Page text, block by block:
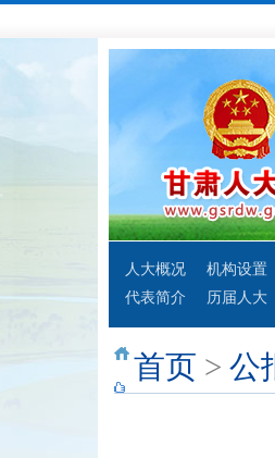
人大概况
机构设置
代表简介
历届人大
首页 > 公